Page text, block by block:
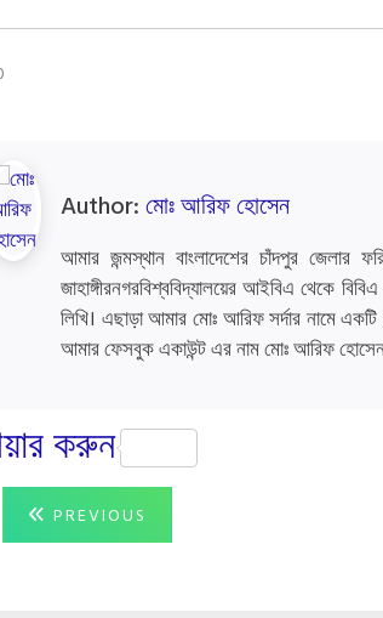
Author:মোঃ আরিফ হোসেন
আমার জন্মস্থান বাংলাদেশের চাঁদপুর জেলার
জাহাঙ্গীরনগরবিশ্ববিদ্যালয়ের আইবিএ থেকে
লিখি। এছাড়া আমার মোঃ আরিফ সর্দার নামে
আমার ফেসবুক একাউন্ট এর নাম মোঃ আরিফ
করুন
PREVIOUS
POST: